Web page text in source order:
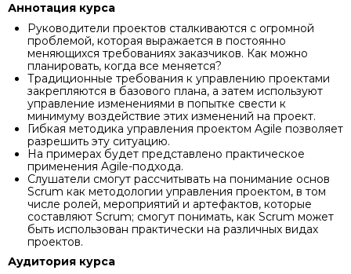
Аннотация курса
Руководители проектов сталкиваются с огромной
проблемой, которая выражается в постоянно
меняющихся требованиях заказчиков. Как можно
планировать, когда все меняется?
Традиционные требования к управлению проектами
закрепляются в базового плана, а затем используют
управление изменениями в попытке свести к
минимуму воздействие этих изменений на проект.
Гибкая методика управления проектом Agile позволяет
разрешить эту ситуацию.
На примерах будет представлено практическое
применения Agile-подхода.
Слушатели смогут рассчитывать на понимание основ
Scrum как методологии управления проектом, в том
числе ролей, мероприятий и артефактов, которые
составляют Scrum; смогут понимать, как Scrum может
быть использован практически на различных видах
проектов.
Аудитория курса